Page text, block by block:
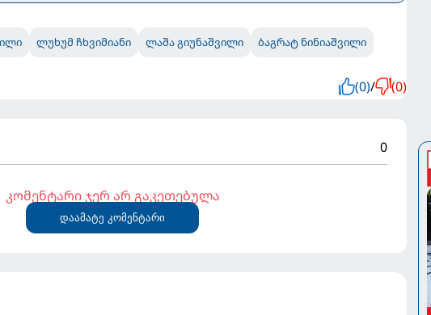
ლუხუმ ჩხვიმიანი ლაშა გიუნაშვილი ბაგრატ ნინიაშვილი
(0)/ (0)
0
კომენტარი ჯერ არ გაკეთებულა
დაამატე კომენტარი